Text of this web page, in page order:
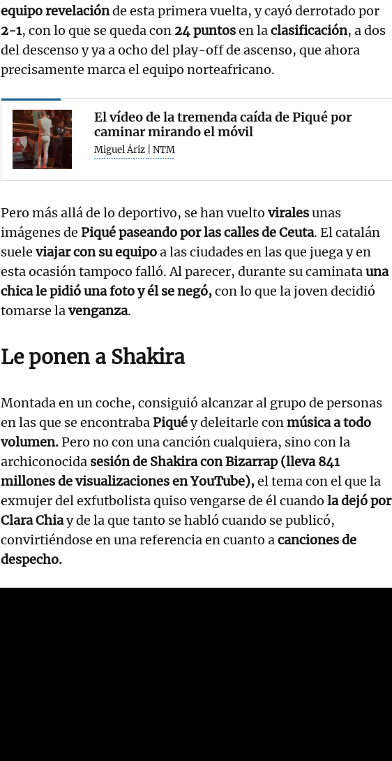
equipo revelaciónde esta primera vuelta, y cayó derrotado por
2-1, con lo que se queda con 24 puntosen laclasificación, a dos
del descenso y ya a ocho del play-off de ascenso, que ahora
precisamente marca el equipo norteafricano.
El vídeo de la tremenda caída de Piqué por
caminar mirando el móvil
Miguel Áriz | NTM
Pero más allá de lo deportivo, se han vuelto viralesunas
imágenes de Piquépaseando por las calles de Ceuta. El catalán
suele viajar con su equipoa las ciudades en las que juega y en
esta ocasión tampoco falló. Al parecer, durante su caminatauna
chica le pidió una foto y él se negó,con lo que la joven decidió
tomarse lavenganza.
Le ponen a Shakira
Montada en un coche, consiguió alcanzar al grupo de personas
en las que se encontrabaPiquéy deleitarle conmúsica a todo
volumen.Pero no con una canción cualquiera, sino con la
archiconocida sesión de Shakira con Bizarrap (lleva 841
millones de visualizaciones en YouTube),el tema con el que la
exmujer del exfutbolista quiso vengarse de él cuando la dejó por
Clara Chiay de la que tanto se habló cuando se publicó,
convirtiéndose en una referencia en cuanto acanciones de
despecho.